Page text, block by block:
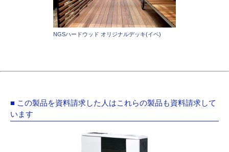
NGSハードウッド オリジナルデッキ(イペ)
■ この製品を資料請求した人はこれらの製品も資料請求して
います